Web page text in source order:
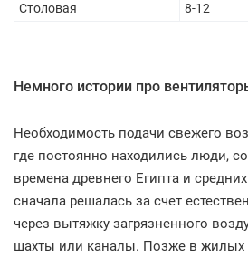
Столовая
8-12
Немного истории про
Необходимость подачи свежего
где постоянно находились люди,
времена древнего Египта и
сначала решалась за счет
через вытяжку загрязненного
шахты или каналы. Позже в жилых